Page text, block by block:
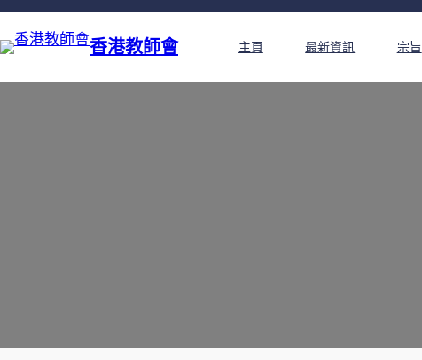
香港教師會 主頁 最新資訊 宗旨